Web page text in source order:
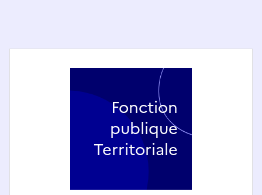
Fonction
publique
Territoriale